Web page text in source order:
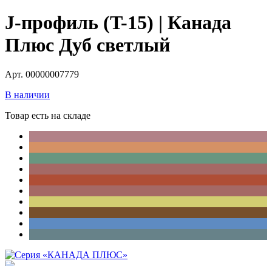
J-профиль (T-15) | Канада
Плюс Дуб светлый
Арт. 00000007779
В наличии
Товар есть на складе